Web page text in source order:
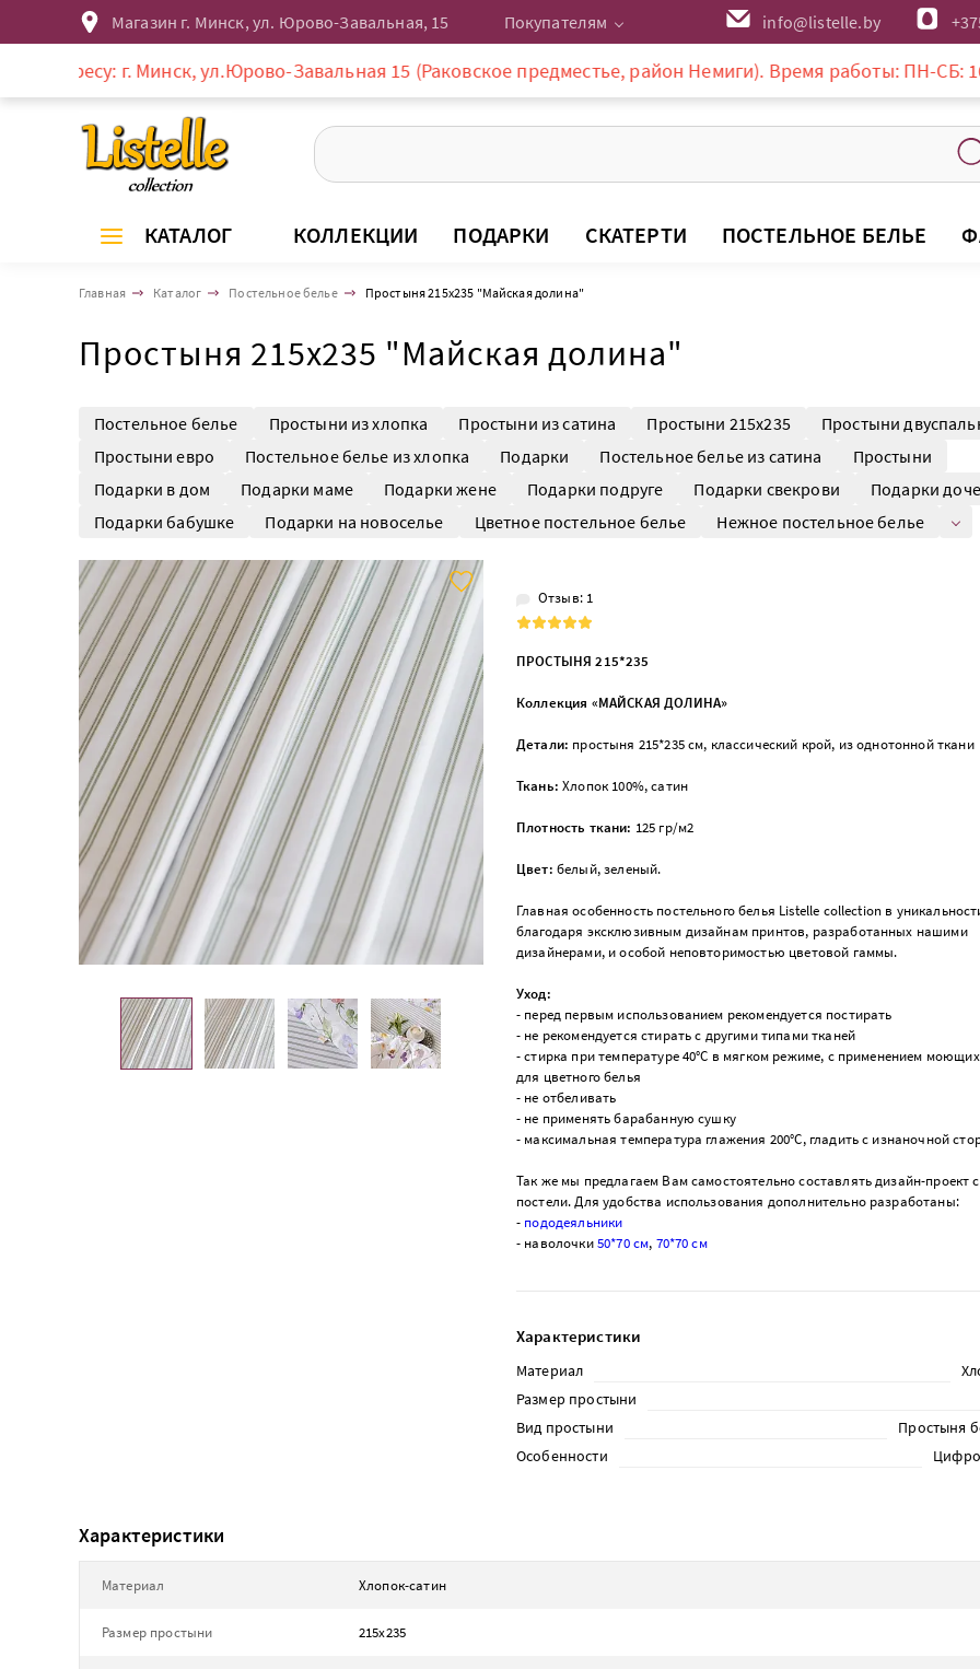
Магазин г. Минск, ул. Юрово-Завальная, 15 Покупателям info@listelle.by
г. Минск, ул.Юрово-Завальная 15 (Раковское предместье, район Немиги). Время работы: ПН-СБ: 10-20:00,
КАТАЛОГ КОЛЛЕКЦИИ ПОДАРКИ СКАТЕРТИ ПОСТЕЛЬНОЕ БЕЛЬЕ
Главная Каталог Постельное белье Простыня 215х235 "Майская долина"
Простыня 215х235 "Майская долина"
Постельное белье Простыни из хлопка Простыни из сатина Простыни 215x235
Простыни
Простыни евро
Постельное белье из хлопка Подарки Постельное белье из сатина
Простыни
Подарки в дом
Подарки маме Подарки жене Подарки подруге Подарки свекрови
Подарки
Подарки бабушке
Подарки на новоселье Цветное постельное белье Нежное постельное белье
Отзыв: 1
ПРОСТЫНЯ 215*235
Коллекция «МАЙСКАЯ ДОЛИНА»
Детали: простыня 215*235 см, классический крой, из однотонной ткани
Ткань: Хлопок 100%, сатин
Плотность ткани: 125 гр/м2
Цвет: белый, зеленый.
Главная особенность постельного белья Listelle collection в
благодаря эксклюзивным дизайнам принтов, разработанных нашими
дизайнерами, и особой неповторимостью цветовой гаммы.
Уход:
- перед первым использованием рекомендуется постирать
- не рекомендуется стирать с другими типами тканей
- стирка при температуре 40°С в мягком режиме, с применением
для цветного белья
- не отбеливать
- не применять барабанную сушку
- максимальная температура глажения 200°С, гладить с изнаночной
Так же мы предлагаем Вам самостоятельно составлять дизайн-проект
постели. Для удобства использования дополнительно разработаны:
- пододеяльники
- наволочки50*70 см, 70*70 см
Характеристики
Материал
Размер простыни
Вид простыни
Простыня
Особенности
Характеристики
Материал Хлопок-сатин
Размер простыни 215х235